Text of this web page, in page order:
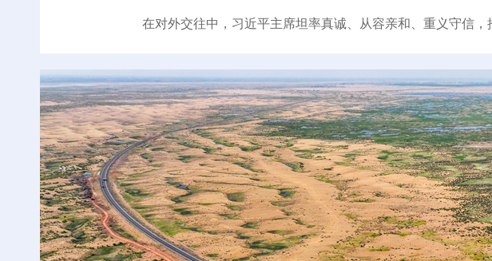
在对外交往中，习近平主席坦率真诚、从容亲和、重义守信